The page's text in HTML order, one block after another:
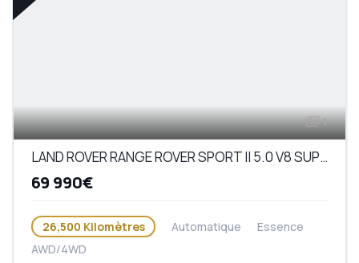
1
LAND ROVER RANGE ROVER SPORT II 5.0 V8 SUPERCHARGED HSE DYNAMIC AUTO
69 990€
26,500 Kilomètres Automatique
Essence
AWD/4WD